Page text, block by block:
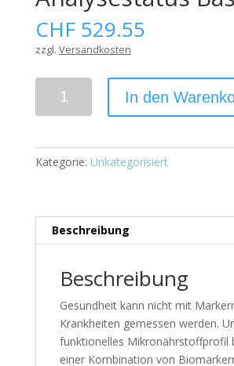
CHF529.55
zzgl. Versandkosten
In den
Kategorie: Unkategorisiert
Beschreibung
Beschreibung
Gesundheit kann nicht mit
Krankheiten gemessen werden.
funktionelles Mikronährstoffprofil
einer Kombination von